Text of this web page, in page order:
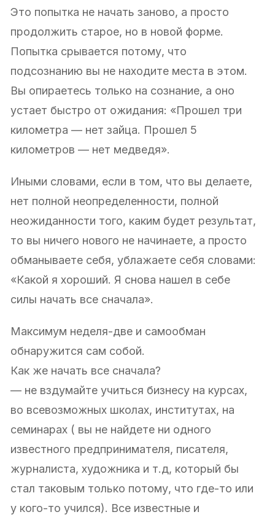
Это попытка не начать заново, а просто
продолжить старое, но в новой форме.
Попытка срывается потому, что
подсознанию вы не находите места в этом.
Вы опираетесь только на сознание, а оно
устает быстро от ожидания: «Прошел три
километра — нет зайца. Прошел 5
километров — нет медведя».
Иными словами, если в том, что вы делаете,
нет полной неопределенности, полной
неожиданности того, каким будет результат,
то вы ничего нового не начинаете, а просто
обманываете себя, ублажаете себя словами:
«Какой я хороший. Я снова нашел в себе
силы начать все сначала».
Максимум неделя-две и самообман
обнаружится сам собой.
Как же начать все сначала?
— не вздумайте учиться бизнесу на курсах,
во всевозможных школах, институтах, на
семинарах ( вы не найдете ни одного
известного предпринимателя, писателя,
журналиста, художника и т.д, который бы
стал таковым только потому, что где-то или
у кого-то учился). Все известные и